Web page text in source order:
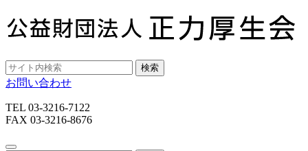
検索
お問い合わせ
TEL 03-3216-7122
FAX 03-3216-8676